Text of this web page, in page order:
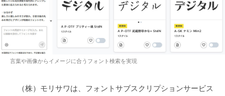
言葉や画像からイメージに合うフォント検索を実現
（株）モリサワは、フォントサブスクリプションサービス